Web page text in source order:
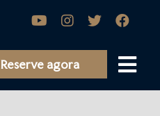
Reserve agora